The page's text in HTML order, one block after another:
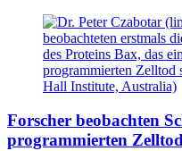
Forscher beobachten
programmierten